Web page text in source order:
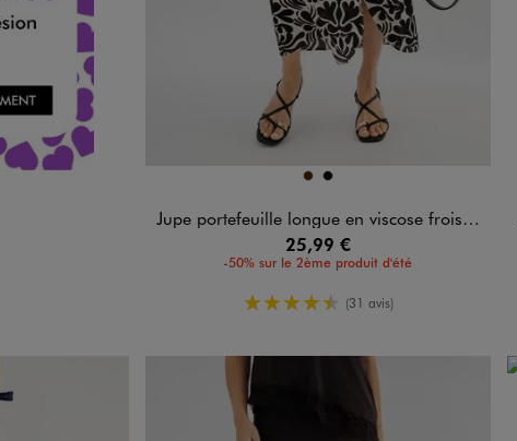
Disponible en 2 coloris
MARRON
NOIR
Jupe portefeuille longue en viscose froissée imprimée femme
25,99 €
-50% sur le 2ème produit d'été
4.5/5 de moyenne
(31 avis)